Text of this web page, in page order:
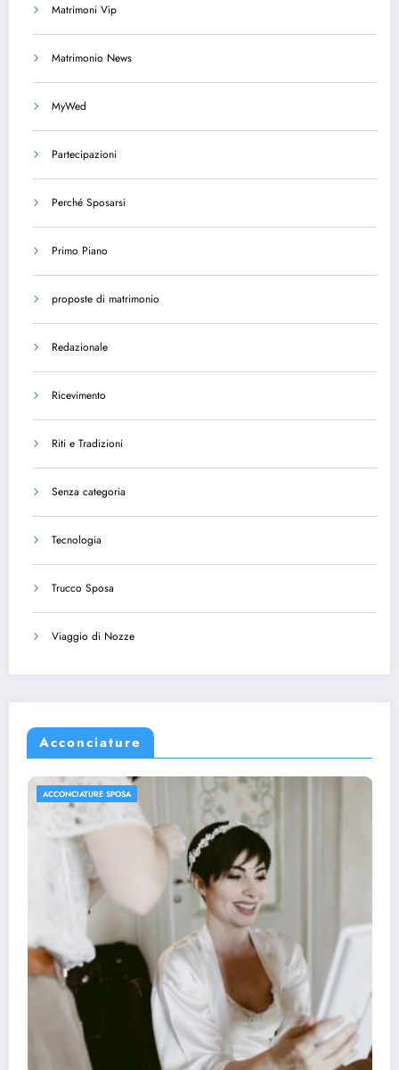
Matrimoni Vip
Matrimonio News
MyWed
Partecipazioni
Perché Sposarsi
Primo Piano
proposte di matrimonio
Redazionale
Ricevimento
Riti e Tradizioni
Senza categoria
Tecnologia
Trucco Sposa
Viaggio di Nozze
Acconciature
ACCONCIATURE SPOSA
Le acconciature di tendenza per le spose